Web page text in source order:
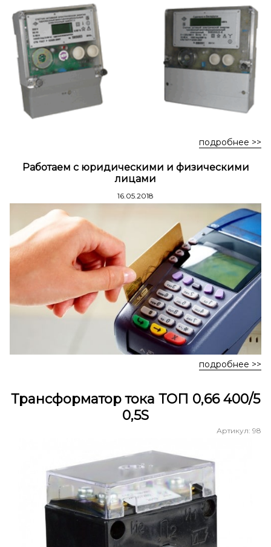
Стремянки стальные
Стремянки двухсторонние стальные
подробнее >>
Работаем с юридическими и физическими
лицами
16.05.2018
подробнее >>
Трансформатор тока ТОП 0,66 400/5
0,5S
Артикул: 98